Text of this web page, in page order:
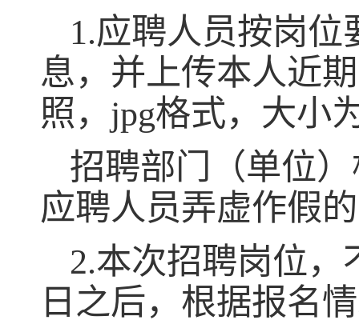
1.应聘人员按岗位
息，并上传本人近
照， jpg格式，大小
招聘部门（单位
应聘人员弄虚作假
2.本次招聘岗位，
日之后，根据报名